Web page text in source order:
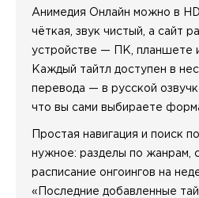
Анимедия Онлайн можно в
чёткая, звук чистый, а сайт
устройстве — ПК, планшете
Каждый тайтл доступен в
перевода — в русской
что вы сами выбираете
Простая навигация и поиск
нужное: разделы по жанрам,
расписание онгоингов на
«Последние добавленные